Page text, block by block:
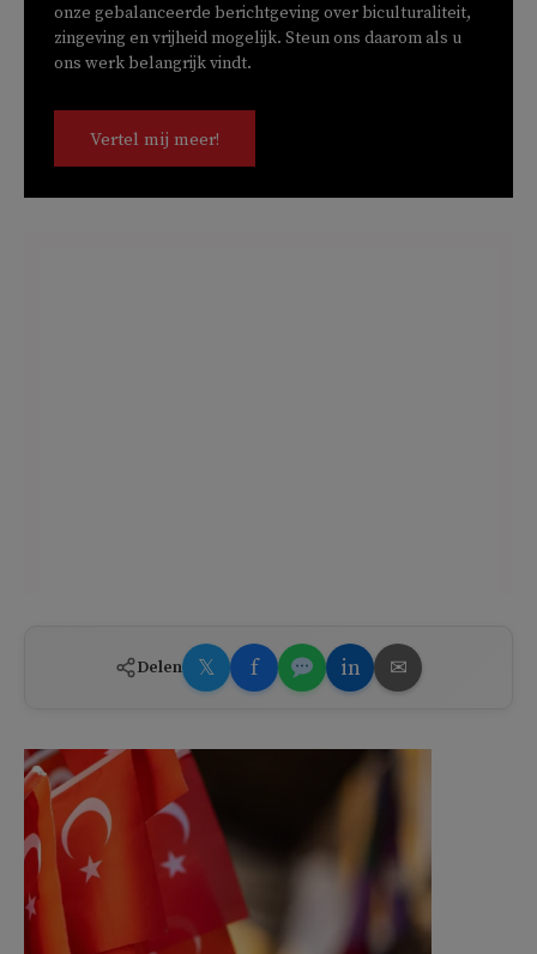
onze gebalanceerde berichtgeving over biculturaliteit,
zingeving en vrijheid mogelijk. Steun ons daarom als u
ons werk belangrijk vindt.
Vertel mij meer!
Delen 𝕏 f in ✉